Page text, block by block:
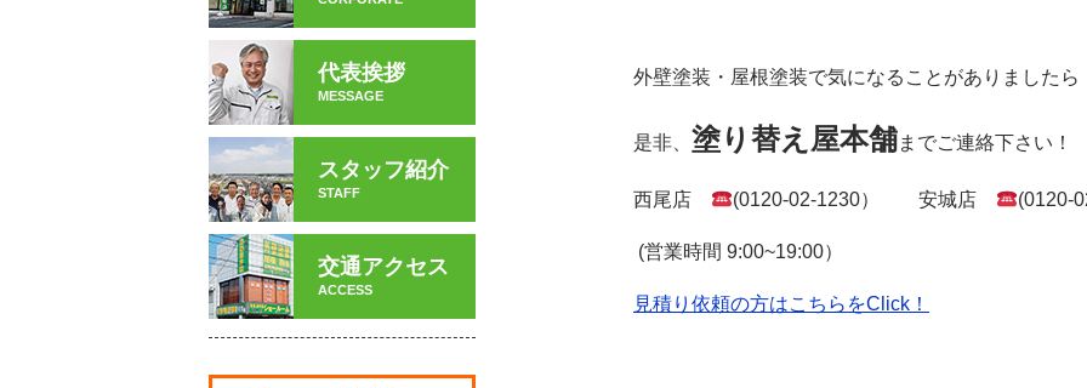
外壁塗装・屋根塗装で気になることがありましたら
是非、 塗り替え屋本舗までご連絡下さい！
西尾店 (0120-02-1230） 安城店 (0120-
(営業時間 9:00~19:00）
見積り依頼の方はこちらをClick！
代表挨拶
MESSAGE
スタッフ紹介
STAFF
交通アクセス
ACCESS